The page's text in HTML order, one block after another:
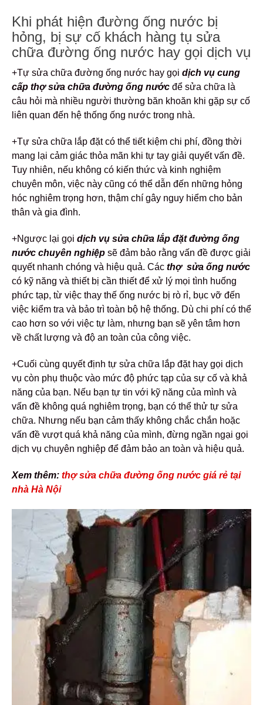
Khi phát hiện đường ống nước bị
hỏng, bị sự cố khách hàng tụ sửa
chữa đường ống nước hay gọi dịch vụ
+Tự sửa chữa đường ống nước hay gọi dịch vụ cung
cấp thợ sửa chữa đường ống nước để sửa chữa là
câu hỏi mà nhiều người thường băn khoăn khi gặp sự cố
liên quan đến hệ thống ống nước trong nhà.
+Tự sửa chữa lắp đặt có thể tiết kiệm chi phí, đồng thời
mang lại cảm giác thỏa mãn khi tự tay giải quyết vấn đề.
Tuy nhiên, nếu không có kiến thức và kinh nghiệm
chuyên môn, việc này cũng có thể dẫn đến những hỏng
hóc nghiêm trọng hơn, thậm chí gây nguy hiểm cho bản
thân và gia đình.
+Ngược lại gọi dịch vụ sửa chữa lắp đặt đường ống
nước chuyên nghiệp sẽ đảm bảo rằng vấn đề được giải
quyết nhanh chóng và hiệu quả. Các thợ sửa ống nước
có kỹ năng và thiết bị cần thiết để xử lý mọi tình huống
phức tạp, từ việc thay thế ống nước bị rò rỉ, bục vỡ đến
việc kiểm tra và bảo trì toàn bộ hệ thống. Dù chi phí có thể
cao hơn so với việc tự làm, nhưng bạn sẽ yên tâm hơn
về chất lượng và độ an toàn của công việc.
+Cuối cùng quyết định tự sửa chữa lắp đặt hay gọi dịch
vụ còn phụ thuộc vào mức độ phức tạp của sự cố và khả
năng của bạn. Nếu bạn tự tin với kỹ năng của mình và
vấn đề không quá nghiêm trọng, bạn có thể thử tự sửa
chữa. Nhưng nếu bạn cảm thấy không chắc chắn hoặc
vấn đề vượt quá khả năng của mình, đừng ngần ngại gọi
dịch vụ chuyên nghiệp để đảm bảo an toàn và hiệu quả.
Xem thêm: thợ sửa chữa đường ống nước giá rẻ tại
nhà Hà Nội